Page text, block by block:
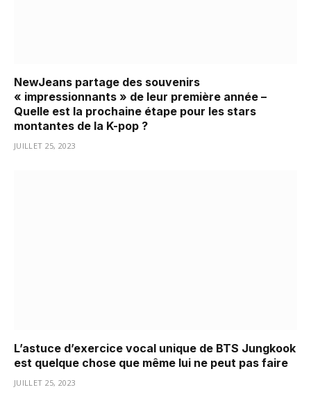
NewJeans partage des souvenirs
« impressionnants » de leur première année –
Quelle est la prochaine étape pour les stars
montantes de la K-pop ?
JUILLET 25, 2023
L’astuce d’exercice vocal unique de BTS Jungkook
est quelque chose que même lui ne peut pas faire
JUILLET 25, 2023